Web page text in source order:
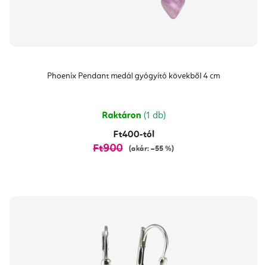
Phoenix Pendant medál gyógyító kövekből 4 cm
Raktáron (1 db)
Ft400-tól
Ft900 (akár: –55 %)